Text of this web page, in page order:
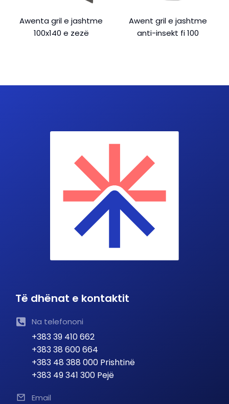
Awenta gril e jashtme
100x140 e zezë
Awent gril e jashtme
anti-insekt fi 100
Të dhënat e kontaktit
Na telefononi
+383 39 410 662
+383 38 600 664
+383 48 388 000 Prishtinë
+383 49 341 300 Pejë
Email